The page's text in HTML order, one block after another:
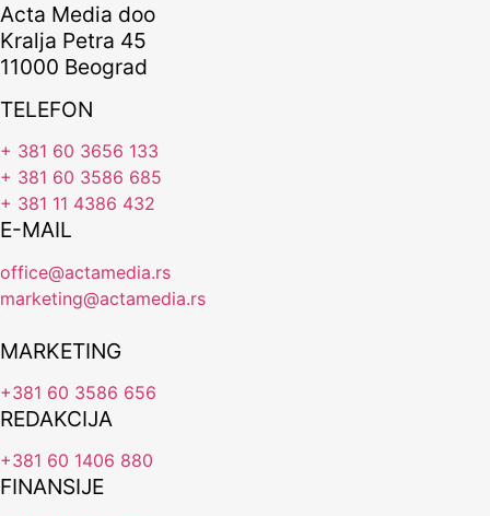
Acta Media doo
Kralja Petra 45
11000 Beograd
TELEFON
+ 381 60 3656 133
+ 381 60 3586 685
+ 381 11 4386 432
E-MAIL
office@actamedia.rs
marketing@actamedia.rs
MARKETING
+381 60 3586 656
REDAKCIJA
+381 60 1406 880
FINANSIJE